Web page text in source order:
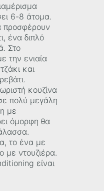
6-8 άτομα.
προσφέρουν
ένα διπλό
Στο
την ενιαία
και
κουζίνα
πολύ μεγάλη
με
όμορφη θα
το ένα με
με ντουζιέρα.
είναι